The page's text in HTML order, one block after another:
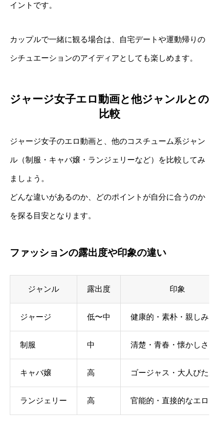
イントです。
カップルで一緒に観る場合は、自宅デートや運動帰りの
シチュエーションのアイディアとしても楽しめます。
ジャージ女子エロ動画と他ジャンルとの
比較
ジャージ女子のエロ動画と、他のコスチューム系ジャン
ル（制服・キャバ嬢・ランジェリーなど）を比較してみ
ましょう。
どんな違いがあるのか、どのポイントが自分に合うのか
を探る目安となります。
ファッションの露出度や印象の違い
ジャンル 露出度 印象
ジャージ 低〜中 健康的・素朴・親しみ
制服 中 清楚・青春・懐かしさ
キャバ嬢 高 ゴージャス・大人びた魅
ランジェリー 高 官能的・直接的なエロス